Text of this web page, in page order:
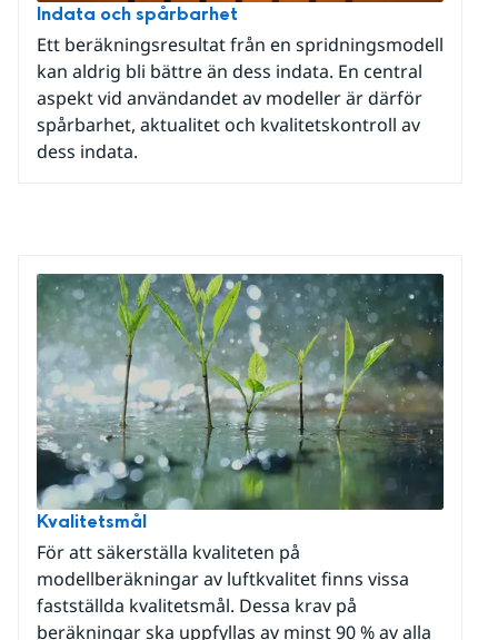
Indata och spårbarhet
Ett beräkningsresultat från en spridningsmodell
kan aldrig bli bättre än dess indata. En central
aspekt vid användandet av modeller är därför
spårbarhet, aktualitet och kvalitetskontroll av
dess indata.
Kvalitetsmål
För att säkerställa kvaliteten på
modellberäkningar av luftkvalitet finns vissa
fastställda kvalitetsmål. Dessa krav på
beräkningar ska uppfyllas av minst 90 % av alla